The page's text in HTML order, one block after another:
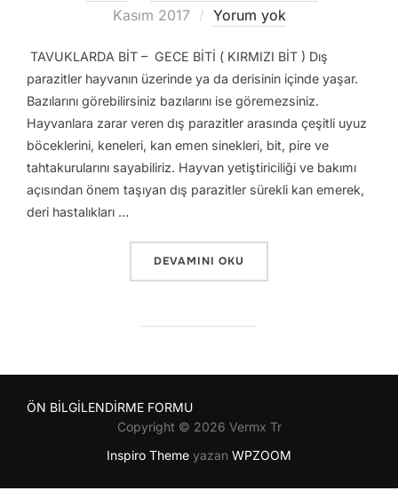
Kasım 2017
Yorum yok
TAVUKLARDA BİT – GECE BİTİ ( KIRMIZI BİT ) Dış
parazitler hayvanın üzerinde ya da derisinin içinde yaşar.
Bazılarını görebilirsiniz bazılarını ise göremezsiniz.
Hayvanlara zarar veren dış parazitler arasında çeşitli uyuz
böceklerini, keneleri, kan emen sinekleri, bit, pire ve
tahtakurularını sayabiliriz. Hayvan yetiştiriciliği ve bakımı
açısından önem taşıyan dış parazitler sürekli kan emerek,
deri hastalıkları …
“TAVUKLARDA BİT – GECE BİTİ”
DEVAMINI OKU
ÖN BİLGİLENDİRME FORMU
Copyright © 2026 Vermx Tr
Inspiro Theme yazan WPZOOM